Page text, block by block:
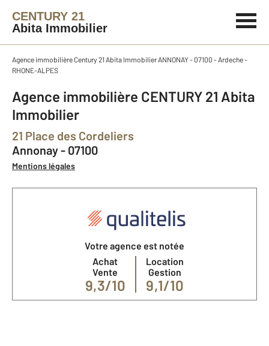
CENTURY 21
Abita Immobilier
Agence immobilière Century 21 Abita Immobilier ANNONAY - 07100 - Ardeche -
RHONE-ALPES
Agence immobilière CENTURY 21 Abita
Immobilier
21 Place des Cordeliers
Annonay - 07100
Mentions légales
Votre agence est notée
Achat
Vente
9,3/10
Location
Gestion
9,1/10